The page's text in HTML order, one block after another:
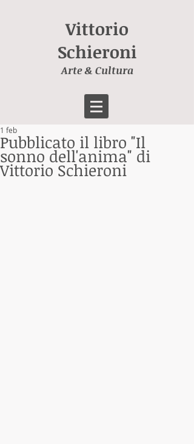
Vittorio
Schieroni
Arte & Cultura
Pubblicato il libro "Il
sonno dell'anima" di
Vittorio Schieroni
1 feb